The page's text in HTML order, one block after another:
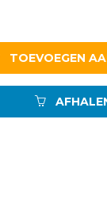
TOEVOEGEN